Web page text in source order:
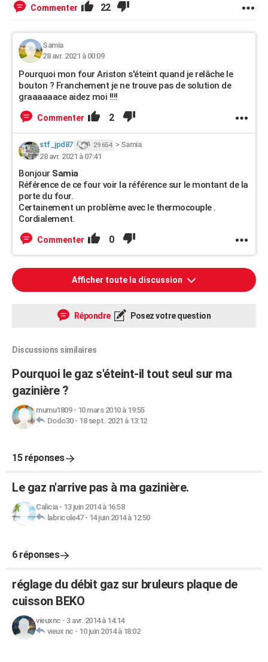
Commenter 22
Samia
28 avr. 2021 à 00:09
Pourquoi mon four Ariston s'éteint quand je relâche le
bouton ? Franchement je ne trouve pas de solution de
graaaaaace aidez moi !!!!
Commenter 2
stf_jpd87 29 654 > Samia
28 avr. 2021 à 07:41
Bonjour Samia
Référence de ce four voir la référence sur le montant de la
porte du four.
Certainement un problème avec le thermocouple .
Cordialement.
Commenter 0
Afficher toute la discussion
Répondre Posez votre question
Discussions similaires
Pourquoi le gaz s'éteint-il tout seul sur ma
gazinière ?
mumu1809- 10 mars 2010 à 19:55
Dodo30- 18 sept. 2021 à 13:12
15 réponses
Le gaz n'arrive pas à ma gazinière.
Calicia- 13 juin 2014 à 16:58
labricole47- 14 juin 2014 à 12:50
6 réponses
réglage du débit gaz sur bruleurs plaque de
cuisson BEKO
vieuxnc - 3 avr. 2014 à 14:14
vieux nc - 10 juin 2014 à 18:02